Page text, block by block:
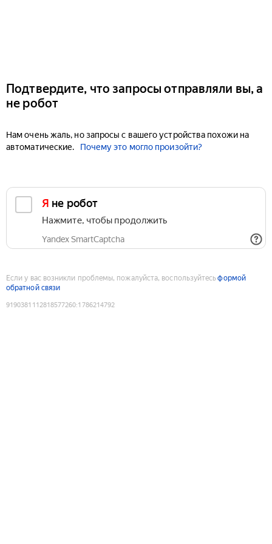
Подтвердите, что запросы отправляли вы, а
не робот
Нам очень жаль, но запросы с вашего устройства похожи на
автоматические.
Почему это могло произойти?
Я не робот
Нажмите, чтобы продолжить
Yandex SmartCaptcha
Если у вас возникли проблемы, пожалуйста, воспользуйтесьформой
обратной связи
9190381112818577260:1786214792